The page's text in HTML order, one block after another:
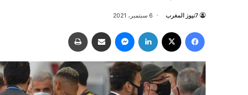
7نيوز المغرب 6 سبتمبر، 2021